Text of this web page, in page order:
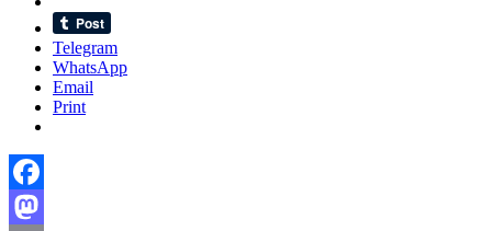
Telegram
WhatsApp
Email
Print
Facebook